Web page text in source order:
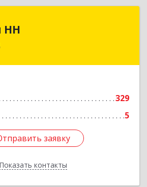
НН
329
5
заявку
Показать контакты
обл, Нижний Новгород
Подробнее
заявку
Назад